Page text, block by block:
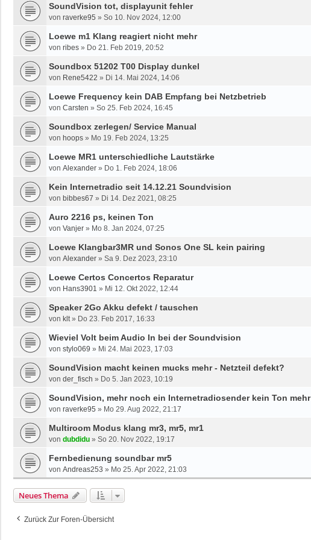
SoundVision tot, displayunit fehler
von raverke95 » So 10. Nov 2024, 12:00
Loewe m1 Klang reagiert nicht mehr
von ribes » Do 21. Feb 2019, 20:52
Soundbox 51202 T00 Display dunkel
von Rene5422 » Di 14. Mai 2024, 14:06
Loewe Frequency kein DAB Empfang bei Netzbetrieb
von Carsten » So 25. Feb 2024, 16:45
Soundbox zerlegen/ Service Manual
von hoops » Mo 19. Feb 2024, 13:25
Loewe MR1 unterschiedliche Lautstärke
von Alexander » Do 1. Feb 2024, 18:06
Kein Internetradio seit 14.12.21 Soundvision
von bibbes67 » Di 14. Dez 2021, 08:25
Auro 2216 ps, keinen Ton
von Vanjer » Mo 8. Jan 2024, 07:25
Loewe Klangbar3MR und Sonos One SL kein pairing
von Alexander » Sa 9. Dez 2023, 23:10
Loewe Certos Concertos Reparatur
von Hans3901 » Mi 12. Okt 2022, 12:44
Speaker 2Go Akku defekt / tauschen
von klt» Do 23. Feb 2017, 16:33
Wieviel Volt beim Audio In bei der Soundvision
von stylo069 » Mi 24. Mai 2023, 17:03
SoundVision macht keinen mucks mehr - Netzteil defekt?
von der_fisch » Do 5. Jan 2023, 10:19
SoundVision, mehr noch ein Internetradiosender kein Ton mehr
von raverke95 » Mo 29. Aug 2022, 21:17
Multiroom Modus klang mr3, mr5, mr1
von dubdidu » So 20. Nov 2022, 19:17
Fernbedienung soundbar mr5
von Andreas253 » Mo 25. Apr 2022, 21:03
Neues Thema
Zurück Zur Foren-Übersicht